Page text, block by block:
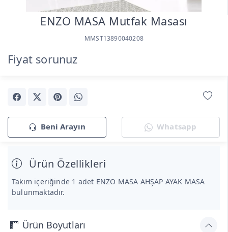
ENZO MASA Mutfak Masası
MMST13890040208
Fiyat sorunuz
Beni Arayın Whatsapp
Ürün Özellikleri
Takım içeriğinde 1 adet ENZO MASA AHŞAP AYAK MASA
bulunmaktadır.
Ürün Boyutları